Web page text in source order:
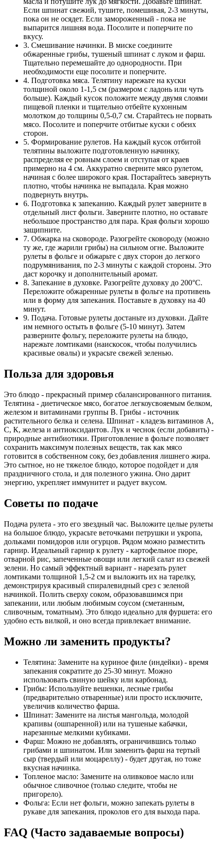
Если шпинат свежий, тушите, помешивая, 2-3 минуты,
пока он не осядет. Если замороженный - пока не
выпарится лишняя вода. Посолите и поперчите по
вкусу.
3. Смешивание начинки. В миске соедините
обжаренные грибы, тушеный шпинат с луком и фарш.
Тщательно перемешайте до однородности. При
необходимости еще посолите и поперчите.
4. Подготовка мяса. Телятину нарежьте на куски
толщиной около 1-1,5 см (размером с ладонь или чуть
больше). Каждый кусок положите между двумя слоями
пищевой пленки и тщательно отбейте кухонным
молотком до толщины 0,5-0,7 см. Старайтесь не порвать
мясо. Посолите и поперчите отбитые куски с обеих
сторон.
5. Формирование рулетов. На каждый кусок отбитой
телятины выложите подготовленную начинку,
распределяя ее ровным слоем и отступая от краев
примерно на 4 см. Аккуратно сверните мясо рулетом,
начиная с более широкого края. Постарайтесь завернуть
плотно, чтобы начинка не выпадала. Края можно
подвернуть внутрь.
6. Подготовка к запеканию. Каждый рулет заверните в
отдельный лист фольги. Заверните плотно, но оставьте
небольшое пространство для пара. Края фольги хорошо
защипните.
7. Обжарка на сковороде. Разогрейте сковороду (можно
ту же, где жарили грибы) на сильном огне. Выложите
рулеты в фольге и обжарьте с двух сторон до легкого
подрумянивания, по 2-3 минуты с каждой стороны. Это
даст корочку и дополнительный аромат.
8. Запекание в духовке. Разогрейте духовку до 200°C.
Переложите обжаренные рулеты в фольге на противень
или в форму для запекания. Поставьте в духовку на 40
минут.
9. Подача. Готовые рулеты достаньте из духовки. Дайте
им немного остыть в фольге (5-10 минут). Затем
разверните фольгу, переложите рулеты на блюдо,
нарежьте ломтиками (наискосок, чтобы получились
красивые овалы) и украсьте свежей зеленью.
Польза для здоровья
Это блюдо - прекрасный пример сбалансированного питания.
Телятина - диетическое мясо, богатое легкоусвояемым белком,
железом и витаминами группы В. Грибы - источник
растительного белка и селена. Шпинат - кладезь витаминов А,
С, К, железа и антиоксидантов. Лук и чеснок (если добавить) -
природные антибиотики. Приготовление в фольге позволяет
сохранить максимум полезных веществ, так как мясо
готовится в собственном соку, без добавления лишнего жира.
Это сытное, но не тяжелое блюдо, которое подойдет и для
праздничного стола, и для полезного ужина. Оно дарит
энергию, укрепляет иммунитет и радует вкусом.
Советы по подаче
Подача рулета - это его звездный час. Выложите целые рулеты
на большое блюдо, украсьте веточками петрушки и укропа,
дольками помидоров или огурцов. Рядом можно разместить
гарнир. Идеальный гарнир к рулету - картофельное пюре,
отварной рис, запеченные овощи или легкий салат из свежей
зелени. Но самый эффектный вариант - нарезать рулет
ломтиками толщиной 1,5-2 см и выложить их на тарелку,
демонстрируя красивый спиралевидный срез с зеленой
начинкой. Полить сверху соком, образовавшимся при
запекании, или любым любимым соусом (сметанным,
сливочным, томатным). Это блюдо идеально для фуршета: его
удобно есть вилкой, и оно всегда привлекает внимание.
Можно ли заменить продукты?
Телятина: Замените на куриное филе (индейки) - время
запекания сократите до 25-30 минут. Можно
использовать свиную шейку или карбонад.
Грибы: Используйте вешенки, лесные грибы
(предварительно отваренные) или просто исключите,
увеличив количество фарша.
Шпинат: Замените на листья мангольда, молодой
крапивы (ошпаренной) или на тушеные кабачки,
нарезанные мелкими кубиками.
Фарш: Можно не добавлять, ограничившись только
грибами и шпинатом. Или заменить фарш на тертый
сыр (твердый или моцареллу) - будет другая, но тоже
вкусная начинка.
Топленое масло: Замените на оливковое масло или
обычное сливочное (только следите, чтобы не
пригорело).
Фольга: Если нет фольги, можно запекать рулеты в
рукаве для запекания, проколов его для выхода пара.
FAQ (Часто задаваемые вопросы)